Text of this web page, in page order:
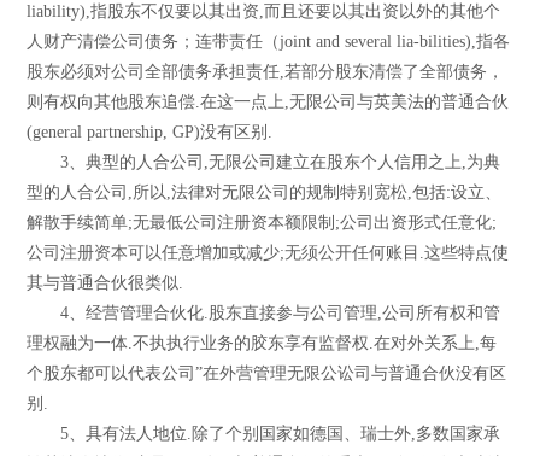
liability),指股东不仅要以其出资,而且还要以其出资以外的其他个
人财产清偿公司债务；连带责任（joint and several lia-bilities),指各
股东必须对公司全部债务承担责任,若部分股东清偿了全部债务，
则有权向其他股东追偿.在这一点上,无限公司与英美法的普通合伙
(general partnership, GP)没有区别.
3、典型的人合公司,无限公司建立在股东个人信用之上,为典
型的人合公司,所以,法律对无限公司的规制特别宽松,包括:设立、
解散手续简单;无最低公司注册资本额限制;公司出资形式任意化;
公司注册资本可以任意增加或减少;无须公开任何账目.这些特点使
其与普通合伙很类似.
4、经营管理合伙化.股东直接参与公司管理,公司所有权和管
理权融为一体.不执执行业务的胶东享有监督权.在对外关系上,每
个股东都可以代表公司”在外营管理无限公讼司与普通合伙没有区
别.
5、具有法人地位.除了个别国家如德国、瑞士外,多数国家承